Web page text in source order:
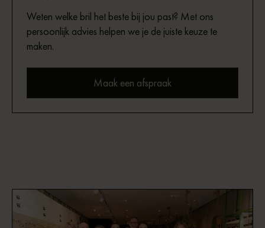
Weten welke bril het beste bij jou past? Met ons
persoonlijk advies helpen we je de juiste keuze te
maken.
Maak een afspraak